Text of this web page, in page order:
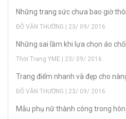
Những trang sức chưa bao giờ
ĐỖ VĂN THƯỜNG | 23/ 09/ 2016
Những sai lầm khi lựa chọn áo
Thời Trang YME | 23/ 09/ 2016
Trang điểm nhanh và đẹp cho
ĐỖ VĂN THƯỜNG | 23/ 09/ 2016
Mẫu phụ nữ thành công trong